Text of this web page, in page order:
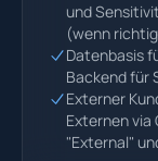
und
(wenn
Datenbasis
Backend für
Externer
Externen
"External"